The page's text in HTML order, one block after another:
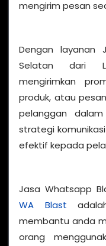
mengirim pesan
Dengan layanan
Selatan dari
mengirimkan
produk, atau
pelanggan
strategi
efektif kepada
Jasa Whatsapp
WA Blast
membantu anda
orang